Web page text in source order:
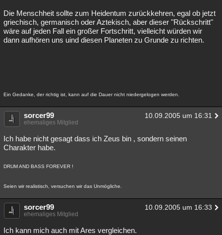
Die Menschheit sollte zum Heidentum zurückkehren, egal ob jetzt
griechisch, germanisch oder Aztekisch, aber dieser "Rückschritt"
wäre auf jeden Fall ein großer Fortschritt, vielleicht würden wir
dann aufhören uns uind diesen Planeten zu Grunde zu richten.
Ein Gedanke, der richtig ist, kann auf die Dauer nicht niedergelogen werden.
sorcer99 10.09.2005 um 16:31
ehemaliges Mitglied
Ich habe nicht gesagt dass ich Zeus bin , sondern seinen
Charakter habe.
DRUM AND BASS FOREVER !
Seien wir realistisch, versuchen wir das Unmögliche.
sorcer99 10.09.2005 um 16:33
ehemaliges Mitglied
Ich kann mich auch mit Ares vergleichen.